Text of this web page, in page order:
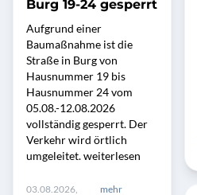
Burg 19-24 gesperrt
Aufgrund einer
Baumaßnahme ist die
Straße in Burg von
Hausnummer 19 bis
Hausnummer 24 vom
05.08.-12.08.2026
vollständig gesperrt. Der
Verkehr wird örtlich
umgeleitet. weiterlesen
03.08.2026,
mehr